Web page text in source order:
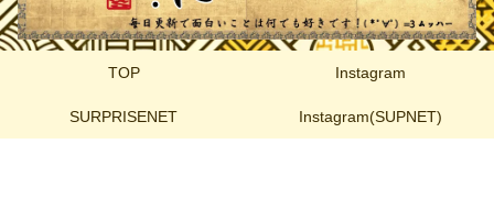
TOP Instagram
SURPRISENET Instagram(SUPNET)